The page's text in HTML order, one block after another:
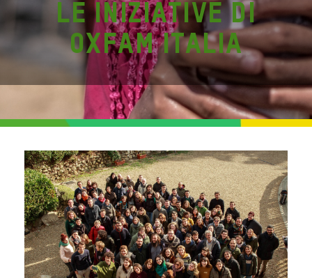
Le iniziative di
Oxfam Italia